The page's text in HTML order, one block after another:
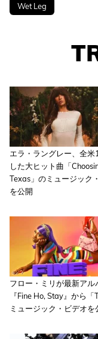
Wet Leg
エラ・ラングレー、全米
した大ヒット曲「
Texas」のミュージック
を公開
フロー・ミリが最新アル
『Fine Ho, Stay』から
ミュージック・ビデオを